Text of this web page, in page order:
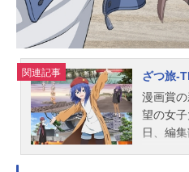
関連記事
ざつ旅-
漫画賞
望の女
日、編